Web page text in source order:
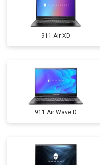
911 Air XD
911 Air Wave D